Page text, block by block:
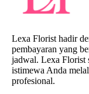
Lexa Florist hadir
pembayaran yang
jadwal. Lexa Florist
istimewa Anda
profesional.